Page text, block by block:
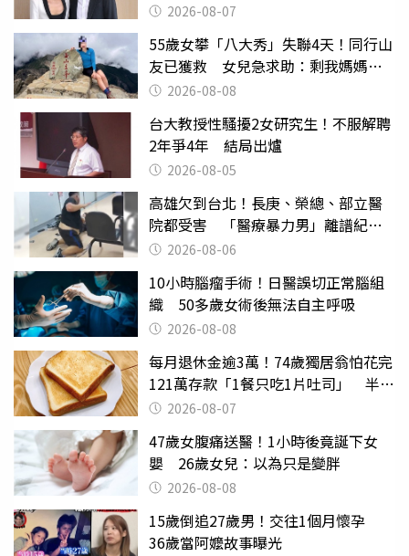
2026-08-07
55歲女攀「八大秀」失聯4天！同行山
友已獲救 女兒急求助：剩我媽媽還
沒找到
2026-08-08
台大教授性騷擾2女研究生！不服解聘
2年爭4年 結局出爐
2026-08-05
高雄欠到台北！長庚、榮總、部立醫
院都受害 「醫療暴力男」離譜紀錄
曝光2026-08-06
10小時腦瘤手術！日醫誤切正常腦組
織 50多歲女術後無法自主呼吸
2026-08-08
每月退休金逾3萬！74歲獨居翁怕花完
121萬存款「1餐只吃1片吐司」 半年
後暴瘦嚇壞女兒
2026-08-07
47歲女腹痛送醫！1小時後竟誕下女
嬰 26歲女兒：以為只是變胖
2026-08-08
15歲倒追27歲男！交往1個月懷孕
36歲當阿嬤故事曝光